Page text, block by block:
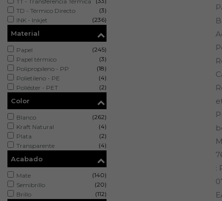
TD - Térmico Directo
(3)
INK - Inkjet
(236)
Material
Papel
(245)
Papel térmico
(3)
Polipropileno - PP
(18)
Polietileno - PE
(4)
Poliéster - PET
(2)
Color
Blanco
(262)
Kraft Natural
(4)
Plata
(2)
Transparente
(4)
Acabado
Mate
(140)
Semibrillo
(20)
Brillo
(112)
: